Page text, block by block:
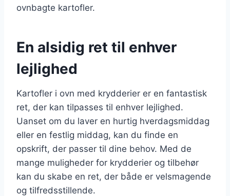
ovnbagte kartofler.
En alsidig ret til enhver
lejlighed
Kartofler i ovn med krydderier er en fantastisk
ret, der kan tilpasses til enhver lejlighed.
Uanset om du laver en hurtig hverdagsmiddag
eller en festlig middag, kan du finde en
opskrift, der passer til dine behov. Med de
mange muligheder for krydderier og tilbehør
kan du skabe en ret, der både er velsmagende
og tilfredsstillende.